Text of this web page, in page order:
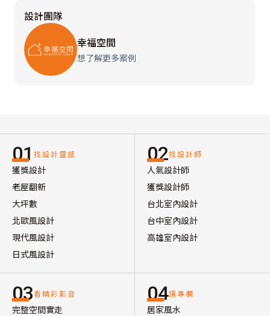
設計團隊
幸福空間
想了解更多案例
01 找設計靈感
獲獎設計
老屋翻新
大坪數
北歐風設計
現代風設計
日式風設計
02找設計師
人氣設計師
獲獎設計師
台北室內設計
台中室內設計
高雄室內設計
03看精彩影音
完整空間實走
04讀專欄
居家風水